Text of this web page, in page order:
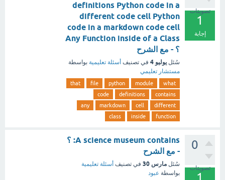
تصويتات
1
إجابة
definitions Python code in a
different code cell Python
code in a markdown code cell
Any Function inside of a Class
؟ - مع الشرح
سُئل يوليو 4 في تصنيف أسئلة تعليمية بواسطة
مستشار تعليمي
what
module
python
file
that
contains
definitions
code
different
cell
markdown
any
function
inside
class
0
تصويتات
1
A science museum contains: ؟
- مع الشرح
سُئل مارس 30 في تصنيف أسئلة تعليمية
بواسطة عبود